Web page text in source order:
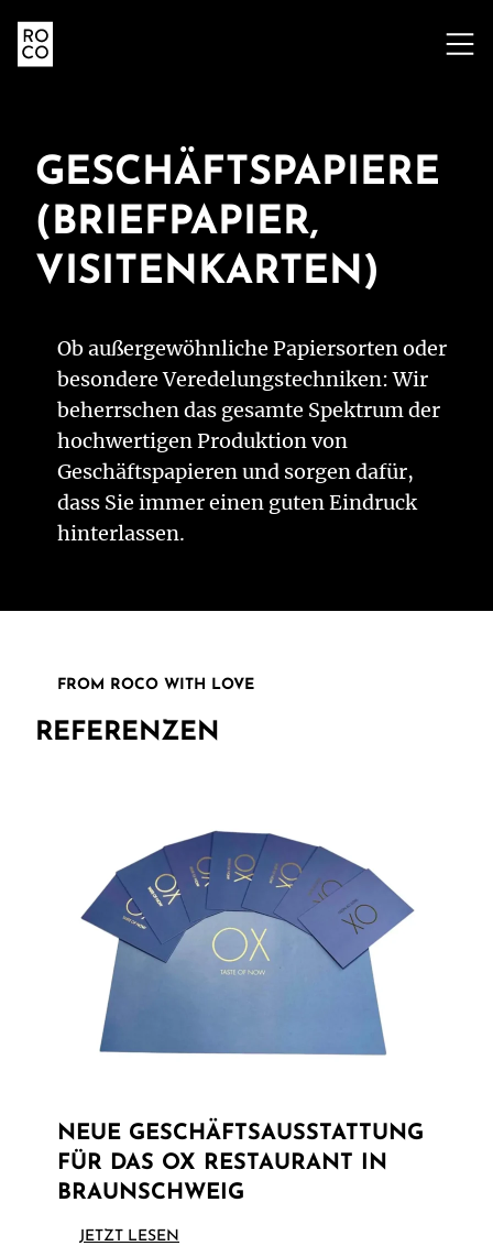
GESCHÄFTSPAPIERE
(BRIEFPAPIER,
VISITENKARTEN)
Ob außergewöhnliche Papiersorten oder
besondere Veredelungstechniken: Wir
beherrschen das gesamte Spektrum der
hochwertigen Produktion von
Geschäftspapieren und sorgen dafür,
dass Sie immer einen guten Eindruck
hinterlassen.
FROM ROCO WITH LOVE
REFERENZEN
NEUE GESCHÄFTSAUSSTATTUNG
FÜR DAS OX RESTAURANT IN
BRAUNSCHWEIG
JETZT LESEN